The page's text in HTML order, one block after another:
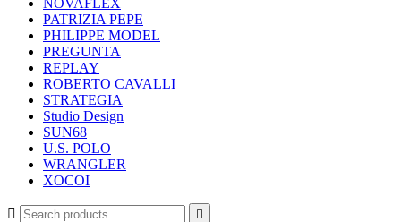
NOVAFLEX
PATRIZIA PEPE
PHILIPPE MODEL
PREGUNTA
REPLAY
ROBERTO CAVALLI
STRATEGIA
Studio Design
SUN68
U.S. POLO
WRANGLER
XOCOI
 